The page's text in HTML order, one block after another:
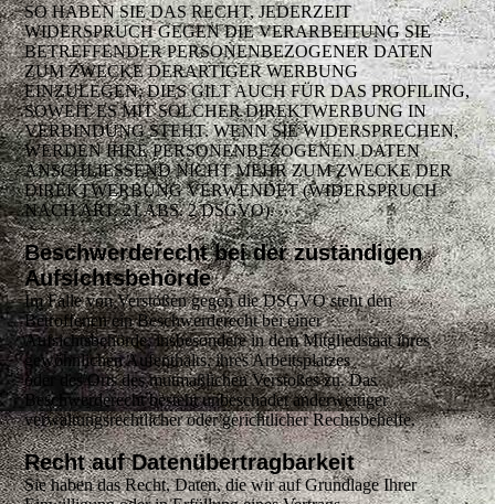
SO HABEN SIE DAS RECHT, JEDERZEIT
WIDERSPRUCH GEGEN DIE VERARBEITUNG SIE
BETREFFENDER PERSONENBEZOGENER DATEN
ZUM ZWECKE DERARTIGER WERBUNG
EINZULEGEN; DIES GILT AUCH FÜR DAS PROFILING,
SOWEIT ES MIT SOLCHER DIREKTWERBUNG IN
VERBINDUNG STEHT. WENN SIE WIDERSPRECHEN,
WERDEN IHRE PERSONENBEZOGENEN DATEN
ANSCHLIESSEND NICHT MEHR ZUM ZWECKE DER
DIREKTWERBUNG VERWENDET (WIDERSPRUCH
NACH ART. 21 ABS. 2 DSGVO).
Beschwerderecht bei der zuständigen
Aufsichtsbehörde
Im Falle von Verstößen gegen die DSGVO steht den
Betroffenen ein Beschwerderecht bei einer
Aufsichtsbehörde, insbesondere in dem Mitgliedstaat ihres
gewöhnlichen Aufenthalts, ihres Arbeitsplatzes
oder des Orts des mutmaßlichen Verstoßes zu. Das
Beschwerderecht besteht unbeschadet anderweitiger
verwaltungsrechtlicher oder gerichtlicher Rechtsbehelfe.
Recht auf Datenübertragbarkeit
Sie haben das Recht, Daten, die wir auf Grundlage Ihrer